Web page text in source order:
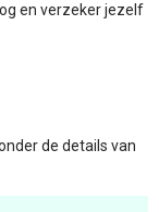
en verzeker jezelf
de details van